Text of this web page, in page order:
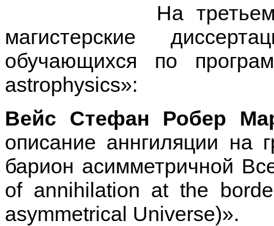
На
магистерские
обучающихся по
astrophysics»:
Вейс Стефан Робер
описание аннгиляции на
барион асимметричной
of annihilation at the
asymmetrical Universe)».